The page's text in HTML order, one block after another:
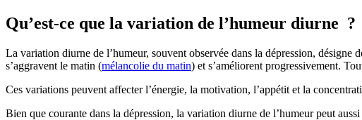
Qu’est-ce que la variation de l’humeur diurne ?
La variation diurne de l’humeur, souvent observée dans la dépression,
s’aggravent le matin (mélancolie du matin) et s’améliorent progressivement.
Ces variations peuvent affecter l’énergie, la motivation, l’appétit et la
Bien que courante dans la dépression, la variation diurne de l’humeur peut